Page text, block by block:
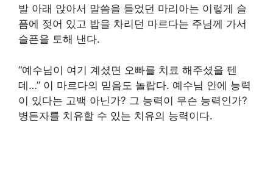
발 아래 앉아서 말씀을 들었던 마리아는 이렇게 슬
픔에 젖어 있고 밥을 차리던 마르다는 주님께 가서
슬픈을 토해 낸다.
“예수님이 여기 계셨면 오빠를 치료 해주셨을 텐
데…” 이 마르다의 믿음도 놀랍다. 예수님 안에 능력
이 있다는 고백 아닌가? 그 능력이 무슨 능력인가?
병든자를 치유할 수 있는 치유의 능력이다.